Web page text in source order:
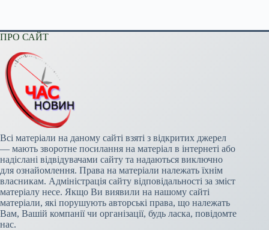
ПРО САЙТ
Всі матеріали на даному сайті взяті з відкритих джерел
— мають зворотне посилання на матеріал в інтернеті або
надіслані відвідувачами сайту та надаються виключно
для ознайомлення. Права на матеріали належать їхнім
власникам. Адміністрація сайту відповідальності за зміст
матеріалу несе. Якщо Ви виявили на нашому сайті
матеріали, які порушують авторські права, що належать
Вам, Вашій компанії чи організації, будь ласка, повідомте
нас.